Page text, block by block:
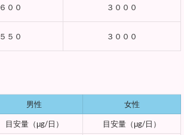
６００ ３０００
５５０ ３０００
男性 女性
目安量（μg/日） 目安量（μg/日）